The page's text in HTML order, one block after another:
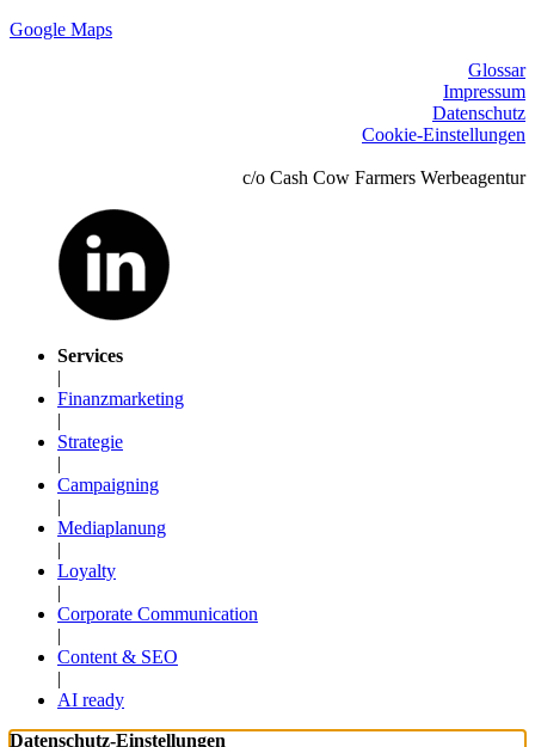
Google Maps
Glossar
Impressum
Datenschutz
Cookie-Einstellungen
c/o Cash Cow Farmers Werbeagentur
Services
|
Finanzmarketing
|
Strategie
|
Campaigning
|
Mediaplanung
|
Loyalty
|
Corporate Communication
|
Content & SEO
|
AI ready
Datenschutz-Einstellungen